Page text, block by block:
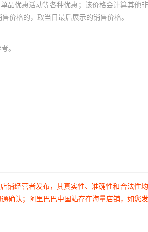
品优惠活动等各种优惠；该价格会计算其他
价格的，取当日最后展示的销售价格。
。
铺经营者发布，其真实性、准确性和合法性
确认；阿里巴巴中国站存在海量店铺，如您